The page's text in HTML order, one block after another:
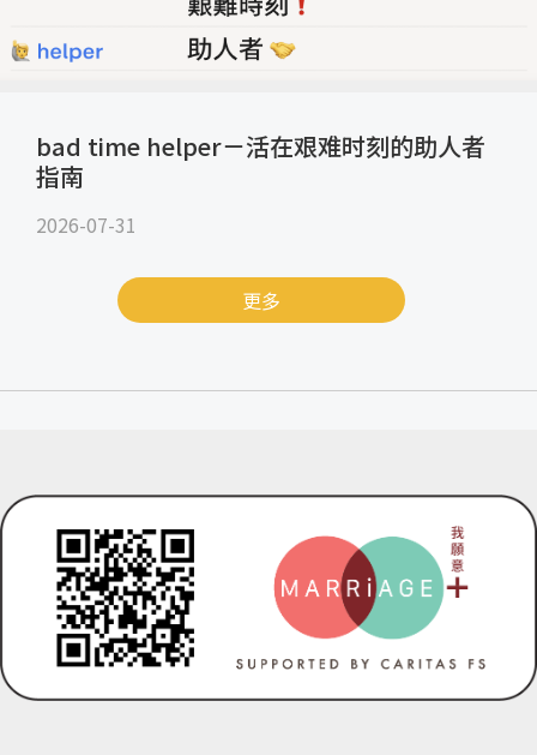
bad time helper－活在艰难时刻的助人者
指南
2026-07-31
更多